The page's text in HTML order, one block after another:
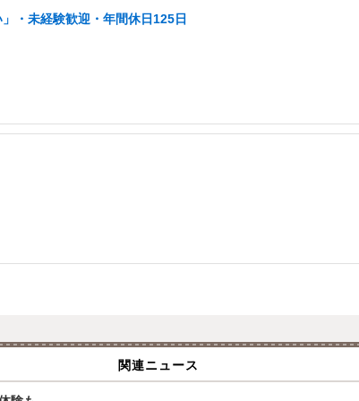
・未経験歓迎・年間休日125日
関連ニュース